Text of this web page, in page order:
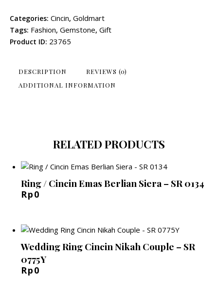
Categories: Cincin, Goldmart
Tags: Fashion, Gemstone, Gift
Product ID: 23765
DESCRIPTION
REVIEWS (0)
ADDITIONAL INFORMATION
RELATED PRODUCTS
Ring / Cincin Emas Berlian Siera – SR 0134
Rp0
Wedding Ring Cincin Nikah Couple – SR
0775Y
Rp0